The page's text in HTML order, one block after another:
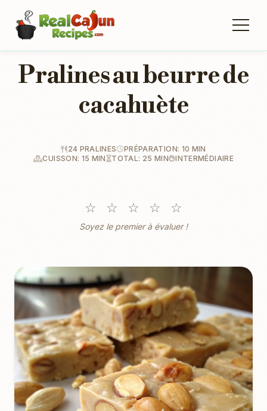
Pralines au beurre de
cacahuète
24 PRALINES
PRÉPARATION: 10 MIN
CUISSON: 15 MIN
TOTAL: 25 MIN INTERMÉDIAIRE
☆ ☆ ☆ ☆ ☆
Soyez le premier à évaluer !